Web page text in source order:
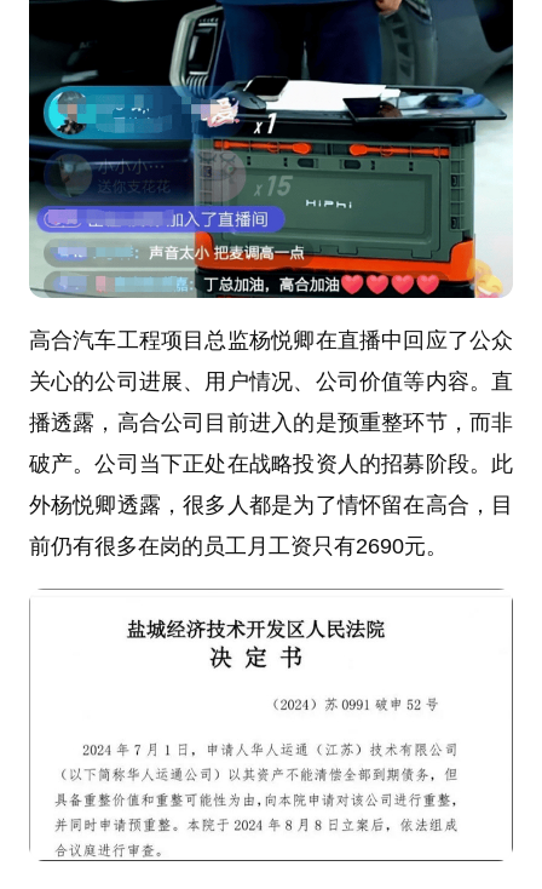
高合汽车工程项目总监杨悦卿在直播中回应了公众
关心的公司进展、用户情况、公司价值等内容。直
播透露，高合公司目前进入的是预重整环节，而非
破产。公司当下正处在战略投资人的招募阶段。此
外杨悦卿透露，很多人都是为了情怀留在高合，目
前仍有很多在岗的员工月工资只有2690元。